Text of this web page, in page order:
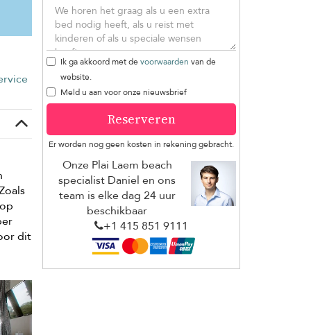
dit
Ik ga akkoord met de voorwaarden van de
website.
Meld u aan voor onze nieuwsbrief
Reserveren
Er worden nog geen kosten in rekening gebracht.
Onze Plai Laem beach
specialist Daniel en ons
team is elke dag 24 uur
beschikbaar
+1 ​415 851 9111